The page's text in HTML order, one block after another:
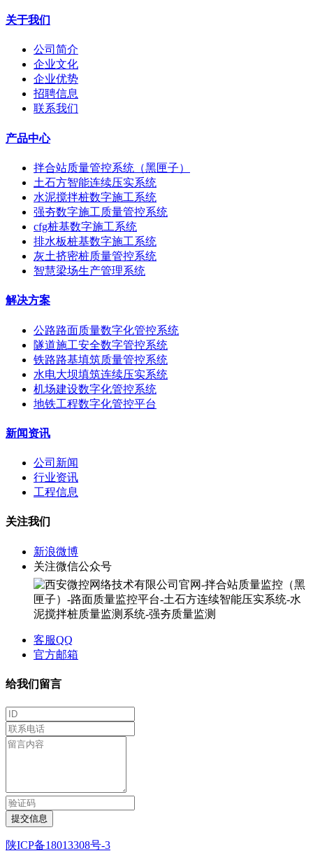
关于我们
公司简介
企业文化
企业优势
招聘信息
联系我们
产品中心
拌合站质量管控系统（黑匣子）
土石方智能连续压实系统
水泥搅拌桩数字施工系统
强夯数字施工质量管控系统
cfg桩基数字施工系统
排水板桩基数字施工系统
灰土挤密桩质量管控系统
智慧梁场生产管理系统
解决方案
公路路面质量数字化管控系统
隧道施工安全数字管控系统
铁路路基填筑质量管控系统
水电大坝填筑连续压实系统
机场建设数字化管控系统
地铁工程数字化管控平台
新闻资讯
公司新闻
行业资讯
工程信息
关注我们
新浪微博
关注微信公众号
客服QQ
官方邮箱
给我们留言
提交信息
陕ICP备18013308号-3